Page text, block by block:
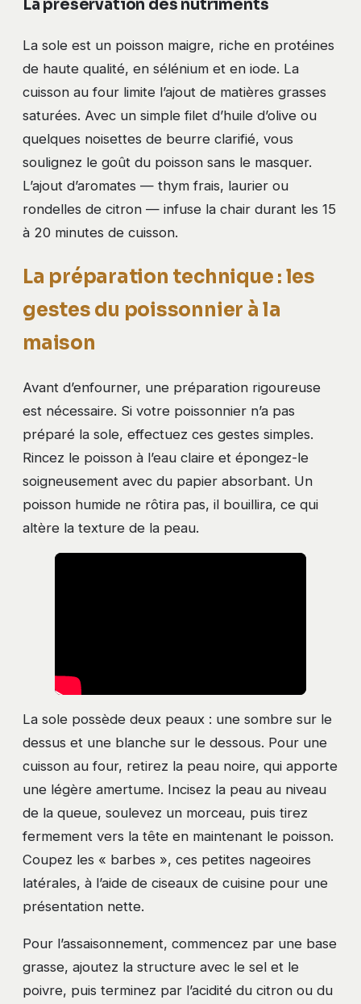
La préservation des nutriments
La sole est un poisson maigre, riche en protéines
de haute qualité, en sélénium et en iode. La
cuisson au four limite l’ajout de matières grasses
saturées. Avec un simple filet d’huile d’olive ou
quelques noisettes de beurre clarifié, vous
soulignez le goût du poisson sans le masquer.
L’ajout d’aromates — thym frais, laurier ou
rondelles de citron — infuse la chair durant les 15
à 20 minutes de cuisson.
La préparation technique : les
gestes du poissonnier à la
maison
Avant d’enfourner, une préparation rigoureuse
est nécessaire. Si votre poissonnier n’a pas
préparé la sole, effectuez ces gestes simples.
Rincez le poisson à l’eau claire et épongez-le
soigneusement avec du papier absorbant. Un
poisson humide ne rôtira pas, il bouillira, ce qui
altère la texture de la peau.
La sole possède deux peaux : une sombre sur le
dessus et une blanche sur le dessous. Pour une
cuisson au four, retirez la peau noire, qui apporte
une légère amertume. Incisez la peau au niveau
de la queue, soulevez un morceau, puis tirez
fermement vers la tête en maintenant le poisson.
Coupez les « barbes », ces petites nageoires
latérales, à l’aide de ciseaux de cuisine pour une
présentation nette.
Pour l’assaisonnement, commencez par une base
grasse, ajoutez la structure avec le sel et le
poivre, puis terminez par l’acidité du citron ou du